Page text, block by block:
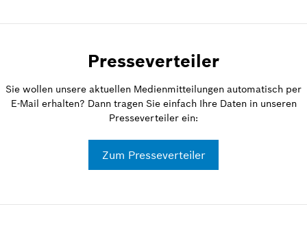
Presseverteiler
Sie wollen unsere aktuellen Medienmitteilungen automatisch per
E-Mail erhalten? Dann tragen Sie einfach Ihre Daten in unseren
Presseverteiler ein:
Zum Presseverteiler